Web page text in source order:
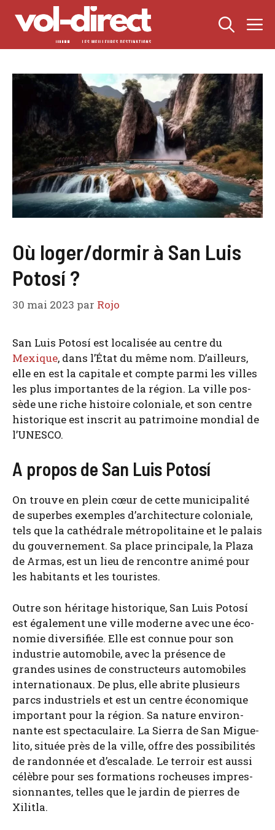
Où loger/dormir à San Luis
Potosí ?
30 mai 2023 par Rojo
San Luis Potosí est loca­li­sée au centre du
Mexique, dans l’É­tat du même nom. D’ailleurs,
elle en est la capi­tale et compte par­mi les villes
les plus impor­tantes de la région. La ville pos­
sède une riche his­toire colo­niale, et son centre
his­to­rique est ins­crit au patri­moine mon­dial de
l’U­NES­CO.
A propos de San Luis Potosí
On trouve en plein cœur de cette muni­ci­pa­li­té
de superbes exemples d’ar­chi­tec­ture colo­niale,
tels que la cathé­drale métro­po­li­taine et le palais
du gou­ver­ne­ment. Sa place prin­ci­pale, la Pla­za
de Armas, est un lieu de ren­contre ani­mé pour
les habi­tants et les tou­ristes.
Outre son héri­tage his­to­rique, San Luis Potosí
est éga­le­ment une ville moderne avec une éco­
no­mie diver­si­fiée. Elle est connue pour son
indus­trie auto­mo­bile, avec la pré­sence de
grandes usines de construc­teurs auto­mo­biles
inter­na­tio­naux. De plus, elle abrite plu­sieurs
parcs indus­triels et est un centre éco­no­mique
impor­tant pour la région. Sa nature envi­ron­
nante est spec­ta­cu­laire. La Sier­ra de San Migue­
li­to, située près de la ville, offre des pos­si­bi­li­tés
de ran­don­née et d’es­ca­lade. Le ter­roir est aus­si
célèbre pour ses for­ma­tions rocheuses impres­
sion­nantes, telles que le jar­din de pierres de
Xilit­la.